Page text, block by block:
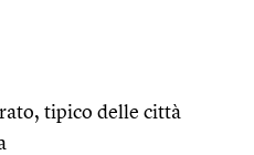
tipico delle città